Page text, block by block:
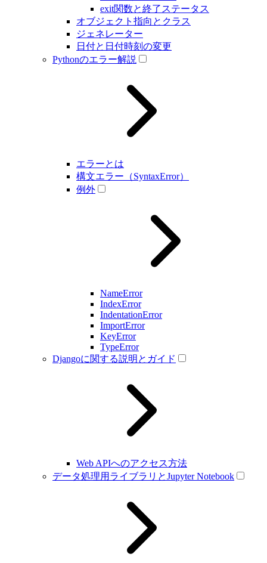
exit関数と終了ステータス
オブジェクト指向とクラス
ジェネレーター
日付と日付時刻の変更
Pythonのエラー解説
エラーとは
構文エラー（SyntaxError）
例外
NameError
IndexError
IndentationError
ImportError
KeyError
TypeError
Djangoに関する説明とガイド
Web APIへのアクセス方法
データ処理用ライブラリとJupyter Notebook